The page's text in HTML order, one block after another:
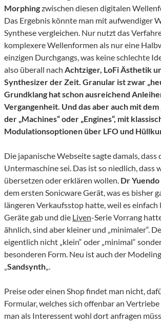
Morphingzwischen diesen digitalen
Das Ergebnis könnte man mit aufwendiger
Synthese vergleichen. Nur nutzt das
komplexere Wellenformen als nur eine
einzigen Durchgangs, was keine schlechte
also überall nach Achtziger, LoFi Ästhetik
Synthesizer der Zeit. Granular ist zwar
Grundklang hat schon ausreichend
Vergangenheit. Und das aber auch mit dem
der „Machines“ oder „Engines“, mit
Modulationsoptionen über LFO und
Die japanische Webseite sagte damals, dass
Untermaschine sei. Das ist so niedlich, dass
übersetzen oder erklären wollen. Dr Yuendo
dem ersten Sonicware Gerät, was es bisher
längeren Verkaufsstop hatte, weil es einfach
Geräte gab und die Liven-Serie Vorrang
ähnlich, sind aber kleiner und „minimaler“.
eigentlich nicht „klein“ oder „minimal“
besonderen Form. Neu ist auch der
„Sandsynth„.
Preise oder einen Shop findet man nicht,
Formular, welches sich offenbar an
man als Interessent wohl dort anfragen